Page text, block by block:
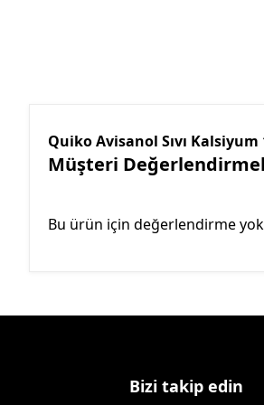
Quiko Avisanol Sıvı Kalsiyum
Müşteri
Bu ürün için değerlendirme yok
Bizi takip edin